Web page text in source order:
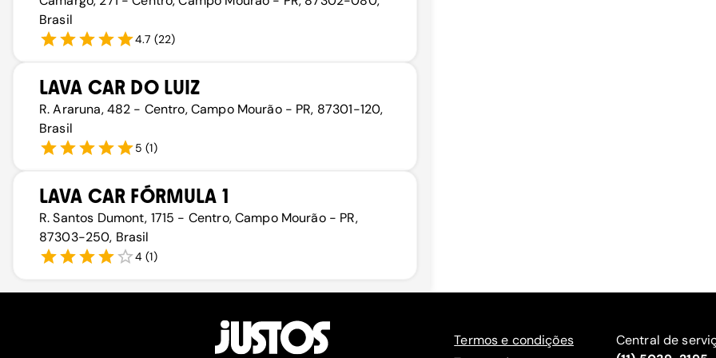
Brasil
4.7 (22)
LAVA CAR DO LUIZ
R. Araruna, 482 - Centro, Campo Mourão - PR, 87301-120,
Brasil
5 (1)
LAVA CAR FÓRMULA 1
R. Santos Dumont, 1715 - Centro, Campo Mourão - PR,
87303-250, Brasil
4 (1)
Termos e condições
Central de